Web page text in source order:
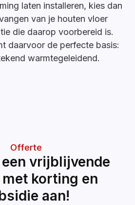
laten installeren, kies dan
van je houten vloer
die daarop voorbereid is.
daarvoor de perfecte basis:
warmtegeleidend.
Offerte
vrijblijvende
korting en
aan!